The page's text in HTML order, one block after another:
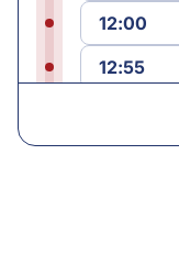
12:00
12:55